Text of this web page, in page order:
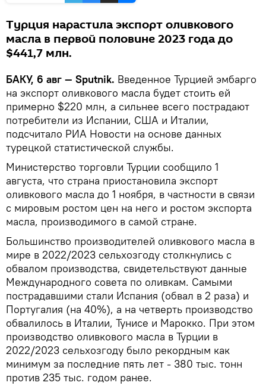
Турция нарастила экспорт оливкового
масла в первой половине 2023 года до
$441,7 млн.
БАКУ, 6 авг — Sputnik. Введенное Турцией эмбарго
на экспорт оливкового масла будет стоить ей
примерно $220 млн, а сильнее всего пострадают
потребители из Испании, США и Италии,
подсчитало РИА Новости на основе данных
турецкой статистической службы.
Министерство торговли Турции сообщило 1
августа, что страна приостановила экспорт
оливкового масла до 1 ноября, в частности в связи
с мировым ростом цен на него и ростом экспорта
масла, производимого в самой стране.
Большинство производителей оливкового масла в
мире в 2022/2023 сельхозгоду столкнулись с
обвалом производства, свидетельствуют данные
Международного совета по оливкам. Самыми
пострадавшими стали Испания (обвал в 2 раза) и
Португалия (на 40%), а на четверть производство
обвалилось в Италии, Тунисе и Марокко. При этом
производство оливкового масла в Турции в
2022/2023 сельхозгоду было рекордным как
минимум за последние пять лет - 380 тыс. тонн
против 235 тыс. годом ранее.